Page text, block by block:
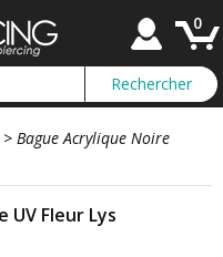
0
> Bague Acrylique Noire
UV Fleur Lys